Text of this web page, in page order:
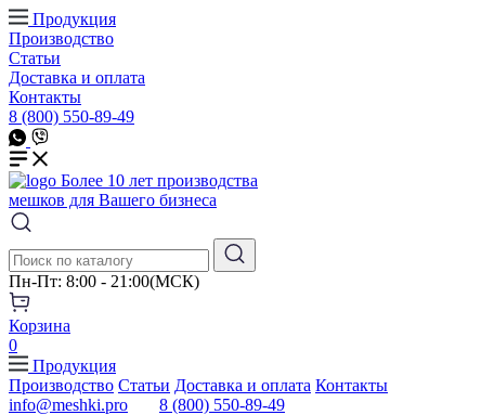
Продукция
Производство
Статьи
Доставка и оплата
Контакты
8 (800) 550-89-49
Более 10 лет производства
мешков для Вашего бизнеса
Пн-Пт: 8:00 - 21:00(МСК)
Корзина
0
Продукция
Производство Статьи Доставка и оплата Контакты
info@meshki.pro
8 (800) 550-89-49